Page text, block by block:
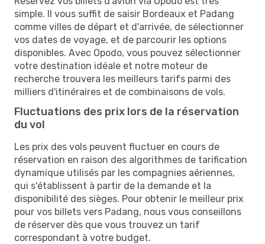
simple. Il vous suffit de saisir Bordeaux et Padang
comme villes de départ et d'arrivée, de sélectionner
vos dates de voyage, et de parcourir les options
disponibles. Avec Opodo, vous pouvez sélectionner
votre destination idéale et notre moteur de
recherche trouvera les meilleurs tarifs parmi des
milliers d'itinéraires et de combinaisons de vols.
Fluctuations des prix lors de la réservation
du vol
Les prix des vols peuvent fluctuer en cours de
réservation en raison des algorithmes de tarification
dynamique utilisés par les compagnies aériennes,
qui s'établissent à partir de la demande et la
disponibilité des sièges. Pour obtenir le meilleur prix
pour vos billets vers Padang, nous vous conseillons
de réserver dès que vous trouvez un tarif
correspondant à votre budget.